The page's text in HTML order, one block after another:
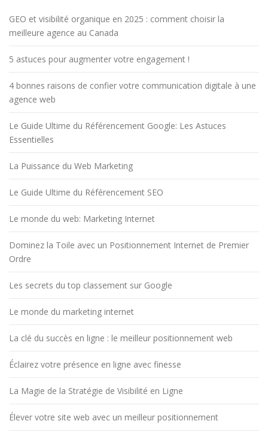
GEO et visibilité organique en 2025 : comment choisir la
meilleure agence au Canada
5 astuces pour augmenter votre engagement !
4 bonnes raisons de confier votre communication digitale à une
agence web
Le Guide Ultime du Référencement Google: Les Astuces
Essentielles
La Puissance du Web Marketing
Le Guide Ultime du Référencement SEO
Le monde du web: Marketing Internet
Dominez la Toile avec un Positionnement Internet de Premier
Ordre
Les secrets du top classement sur Google
Le monde du marketing internet
La clé du succès en ligne : le meilleur positionnement web
Éclairez votre présence en ligne avec finesse
La Magie de la Stratégie de Visibilité en Ligne
Élever votre site web avec un meilleur positionnement